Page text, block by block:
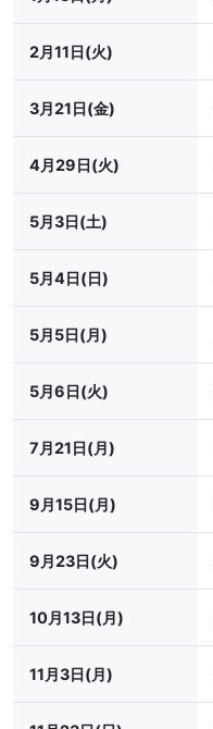
2月11日(火)
3月21日(金)
4月29日(火)
5月3日(土)
5月4日(日)
5月5日(月)
5月6日(火)
7月21日(月)
9月15日(月)
9月23日(火)
10月13日(月)
11月3日(月)